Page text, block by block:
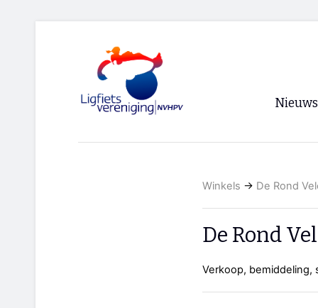
Nieuws
Archief
RSS
Winkels → De Rond
De Rond
Verkoop, bemiddeling,